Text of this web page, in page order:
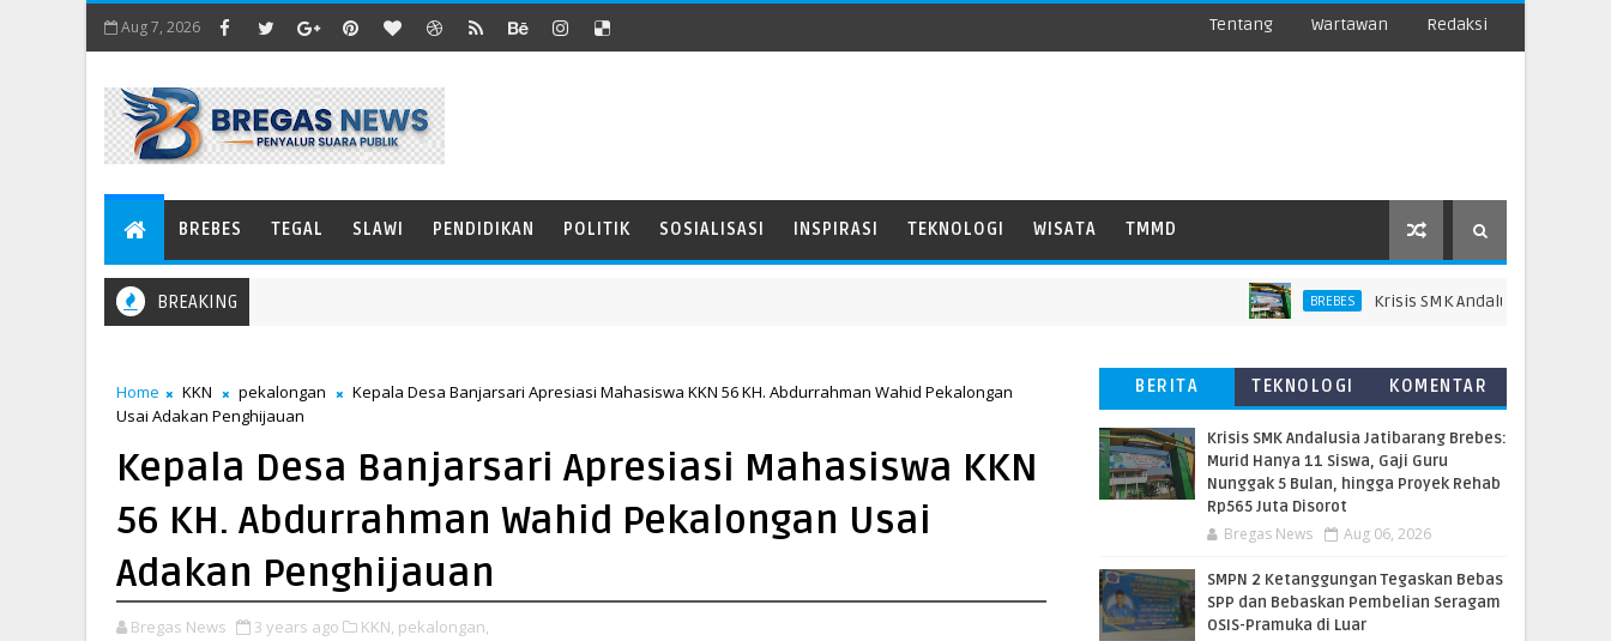
Aug 7, 2026 Tentang Wartawan Redaksi
BREBES TEGAL SLAWI PENDIDIKAN POLITIK SOSIALISASI INSPIRASI TEKNOLOGI WISATA TMMD
BREAKING BREBES Krisis SMK Andalusia Jatibarang
Home KKN pekalongan
Kepala Desa Banjarsari Apresiasi Mahasiswa KKN 56 KH. Abdurrahman Wahid Pekalongan
Usai Adakan Penghijauan
Kepala Desa Banjarsari Apresiasi Mahasiswa KKN
56 KH. Abdurrahman Wahid Pekalongan Usai
Adakan Penghijauan
Bregas News 3 years ago KKN, pekalongan,
BERITA
TERBARU
TEKNOLOGI
KOMENTAR
Krisis SMK Andalusia Jatibarang Brebes:
Murid Hanya 11 Siswa, Gaji Guru
Nunggak 5 Bulan, hingga Proyek Rehab
Rp565 Juta Disorot
Bregas News Aug 06, 2026
SMPN 2 Ketanggungan Tegaskan Bebas
SPP dan Bebaskan Pembelian Seragam
OSIS-Pramuka di Luar